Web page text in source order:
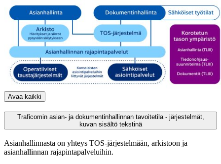
Avaa kaikki
Traficomin asian- ja dokumentinhallinnan tavoitetila - järjestelmät,
kuvan sisältö tekstinä
Asianhallinnasta on yhteys TOS-järjestelmään, arkistoon ja
asianhallinnan rajapintapalveluihin.